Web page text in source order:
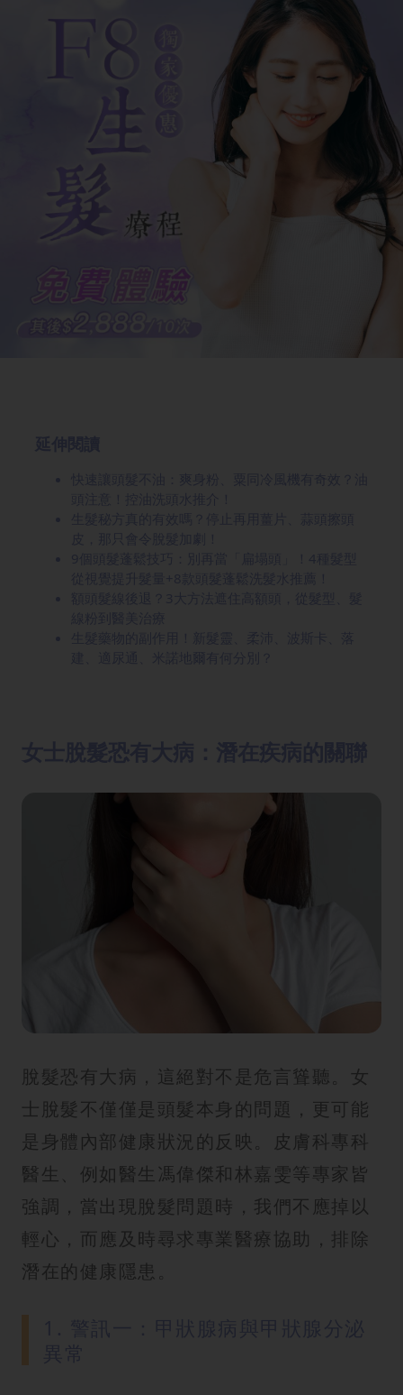
脫髮恐有大病，這絕對不是危言聳聽。女
士脫髮不僅僅是頭髮本身的問題，更可能
是身體內部健康狀況的反映。皮膚科專科
醫生、例如醫生馮偉傑和林嘉雯等專家皆
強調，當出現脫髮問題時，我們不應掉以
輕心，而應及時尋求專業醫療協助，排除
潛在的健康隱患。